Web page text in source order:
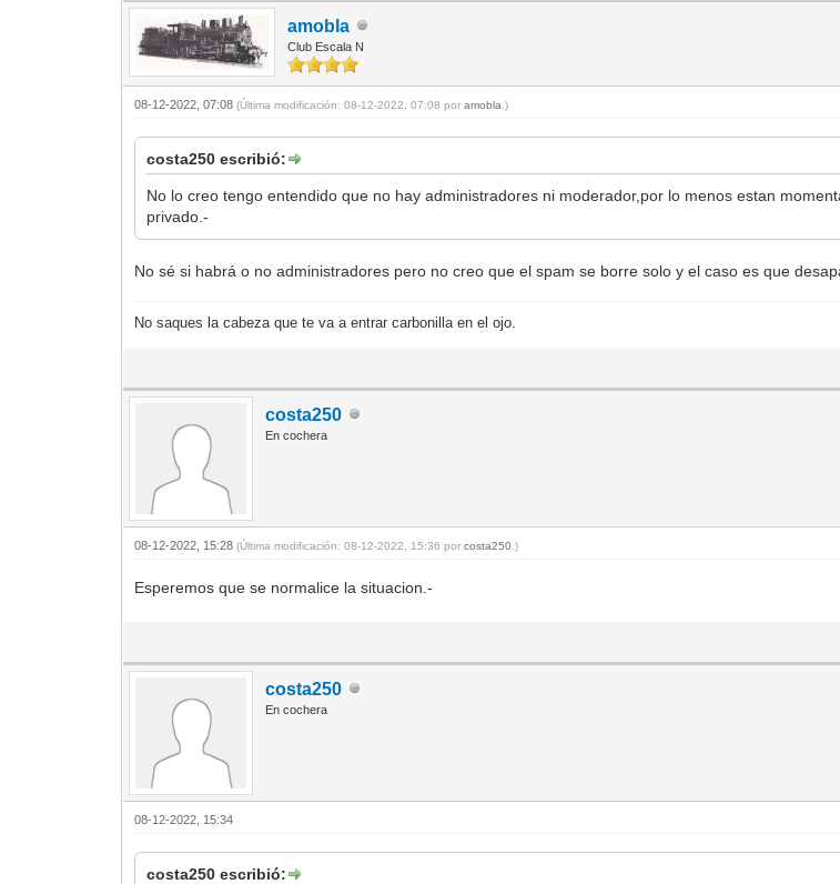
amobla
Club Escala N
08-12-2022, 07:08(Última modificación: 08-12-2022, 07:08 poramobla .)
costa250 escribió:
No lo creo tengo entendido que no hay administradores ni moderador,por lo menos estan
privado.-
No sé si habrá o no administradores pero no creo que el spam se borre solo y el caso es que
No saques la cabeza que te va a entrar carbonilla en el ojo.
costa250
En cochera
08-12-2022, 15:28(Última modificación: 08-12-2022, 15:36 porcosta250 .)
Esperemos que se normalice la situacion.-
costa250
En cochera
08-12-2022, 15:34
costa250 escribió: